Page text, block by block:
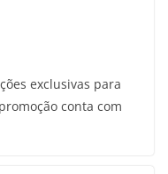
exclusivas para
conta com